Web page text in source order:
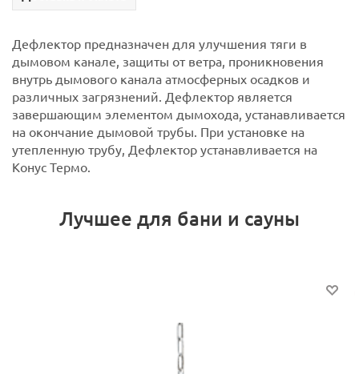
Дефлектор предназначен для улучшения тяги в
дымовом канале, защиты от ветра, проникновения
внутрь дымового канала атмосферных осадков и
различных загрязнений. Дефлектор является
завершающим элементом дымохода, устанавливается
на окончание дымовой трубы. При установке на
утепленную трубу, Дефлектор устанавливается на
Конус Термо.
Лучшее для бани и сауны